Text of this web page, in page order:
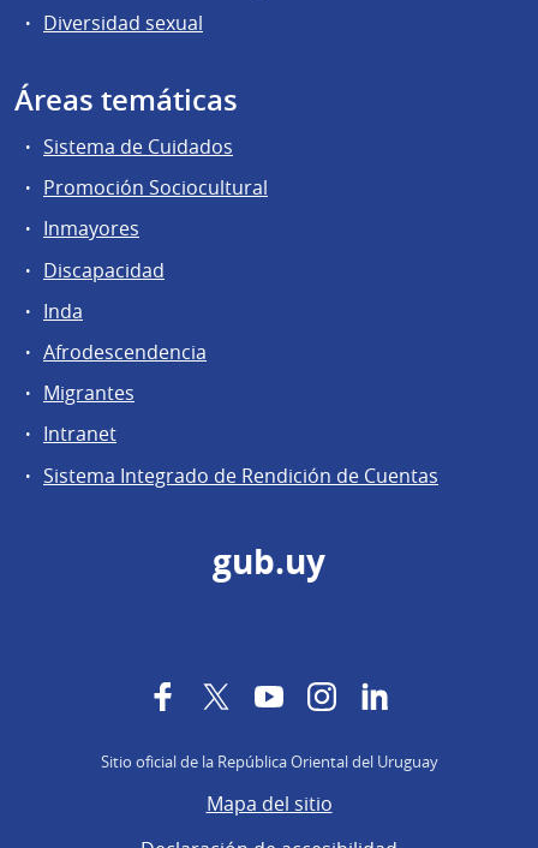
Diversidad sexual
Áreas temáticas
Sistema de Cuidados
Promoción Sociocultural
Inmayores
Discapacidad
Inda
Afrodescendencia
Migrantes
Intranet
Sistema Integrado de Rendición de Cuentas
gub.uy
FacebookTwitterYouTubeInstagram
Sitio oficial de la República Oriental del Uruguay
Mapa del sitio